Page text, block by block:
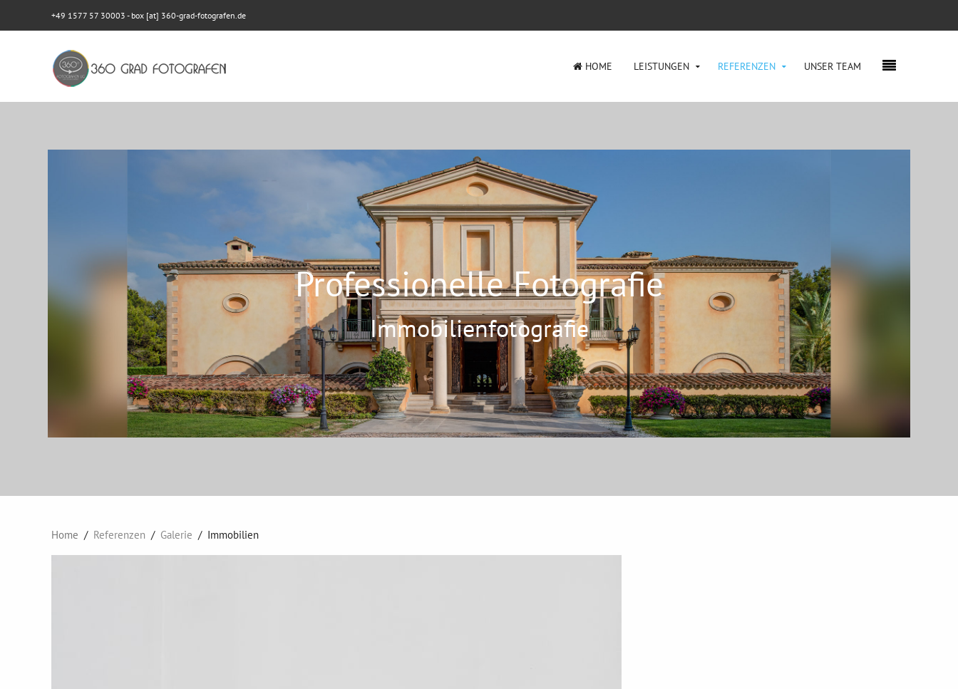
+49 1577 57 30003 - box [at] 360-grad-fotografen.de
HOME LEISTUNGEN REFERENZEN UNSER TEAM
Professionelle Fotografie
Immobilienfotografie
Home Referenzen Galerie Immobilien